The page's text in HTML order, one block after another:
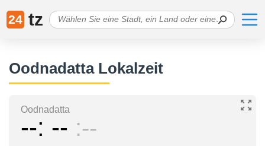
24 tz
Oodnadatta Lokalzeit
Oodnadatta
-- -- --